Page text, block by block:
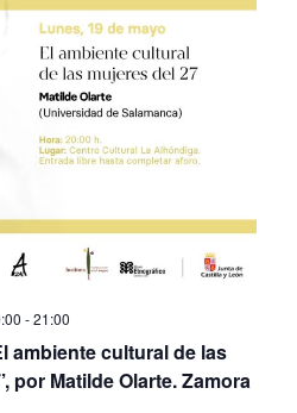
-21:00
ambiente cultural de las
por Matilde Olarte. Zamora